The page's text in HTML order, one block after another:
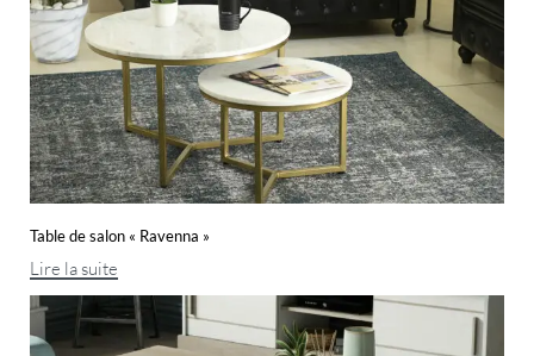
Table de salon « Ravenna »
Lire la suite